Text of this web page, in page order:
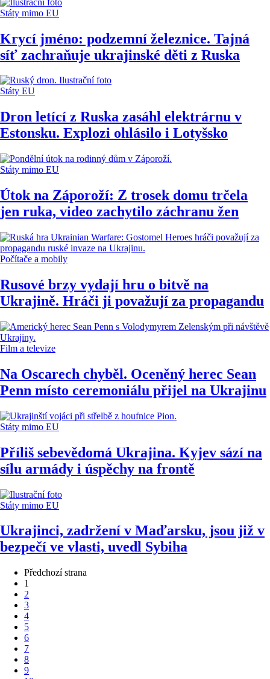
Státy mimo EU
Krycí jméno: podzemní železnice. Tajná
síť zachraňuje ukrajinské děti z Ruska
Státy EU
Dron letící z Ruska zasáhl elektrárnu v
Estonsku. Explozi ohlásilo i Lotyšsko
Státy mimo EU
Útok na Záporoží: Z trosek domu trčela
jen ruka, video zachytilo záchranu žen
Počítače a mobily
Rusové brzy vydají hru o bitvě na
Ukrajině. Hráči ji považují za propagandu
Film a televize
Na Oscarech chyběl. Oceněný herec Sean
Penn místo ceremoniálu přijel na Ukrajinu
Státy mimo EU
Příliš sebevědomá Ukrajina. Kyjev sází na
sílu armády i úspěchy na frontě
Státy mimo EU
Ukrajinci, zadržení v Maďarsku, jsou již v
bezpečí ve vlasti, uvedl Sybiha
Předchozí strana
1
2
3
4
5
6
7
8
9